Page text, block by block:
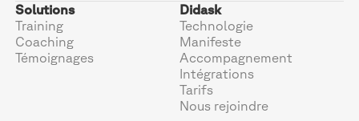
Solutions
Training
Coaching
Témoignages
Didask
Technologie
Manifeste
Accompagnement
Intégrations
Tarifs
Nous rejoindre